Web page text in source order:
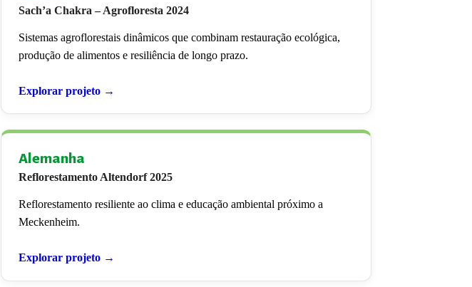
Sach’a Chakra – Agrofloresta 2024
Sistemas agroflorestais dinâmicos que combinam restauração ecológica,
produção de alimentos e resiliência de longo prazo.
Explorar projeto →
Alemanha
Reflorestamento Altendorf 2025
Reflorestamento resiliente ao clima e educação ambiental próximo a
Meckenheim.
Explorar projeto →